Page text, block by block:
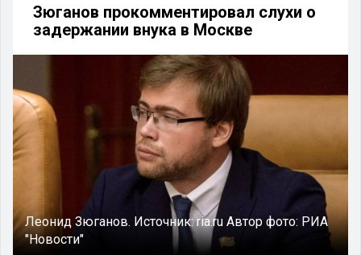
Зюганов прокомментировал слухи о
задержании внука в Москве
Леонид Зюганов. Источник:ria.ru Автор фото: РИА
"Новости"